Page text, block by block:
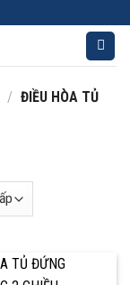
/ ĐIỀU HÒA TỦ